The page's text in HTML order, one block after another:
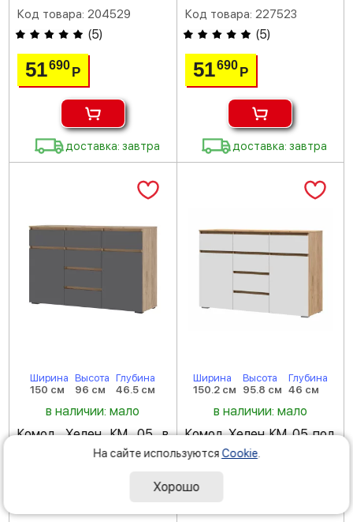
Код товара: 204529
(5)
51690Р
доставка: завтра
Код товара: 227523
(5)
51690 Р
доставка: завтра
Ширина
150 см
Высота
96 см
Глубина
46.5 см
в наличии: мало
Комод Хелен КМ 05 в
спальню дуб золотой
Ширина
150.2 см
Высота
95.8 см
Глубина
46 см
в наличии: мало
Комод Хелен КМ 05 под
телевизор дуб золотой
крафт/белый
Код товара: 204523
На сайте используются Cookie
Хорошо